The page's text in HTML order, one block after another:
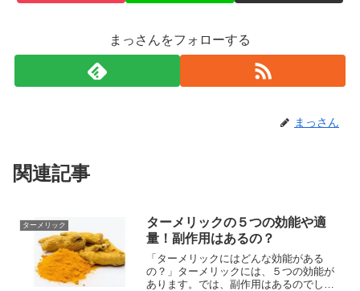
まっさんをフォローする
まっさん
関連記事
ターメリック
ターメリックの５つの効能や適
量！副作用はあるの？
「ターメリックにはどんな効能がある
の？」ターメリックには、５つの効能が
あります。では、副作用はあるのでしょ